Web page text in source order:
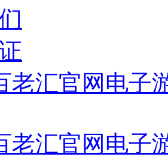
老汇官网电子
老汇官网电子